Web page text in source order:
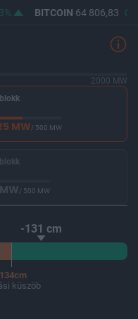
BITCOIN64 806,83
2000 MW
MW/ 500 MW
/ 500 MW
-131 cm
küszöb